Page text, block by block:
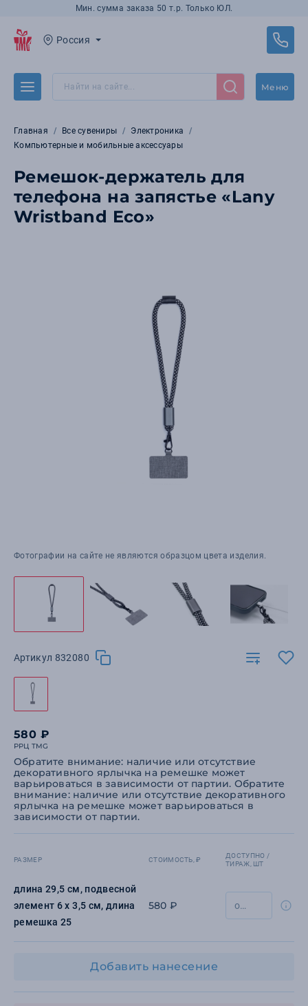
Мин. сумма заказа 50 т.р. Только ЮЛ.
Россия
Меню
Главная Все сувениры
Электроника
Компьютерные и мобильные аксессуары
Ремешок-держатель для
телефона на запястье «Lany
Wristband Eco»
Фотографии на сайте не являются образцом цвета изделия.
Артикул 832080
580 ₽
РРЦ TMG
Обратите внимание: наличие или отсутствие
декоративного ярлычка на ремешке может
варьироваться в зависимости от партии. Обратите
внимание: наличие или отсутствие декоративного
ярлычка на ремешке может варьироваться в
зависимости от партии.
РАЗМЕР СТОИМОСТЬ, ₽
ДОСТУПНО /
ТИРАЖ, ШТ
длина 29,5 см, подвесной
элемент 6 х 3,5 см, длина
ремешка 25
580 ₽
Добавить нанесение